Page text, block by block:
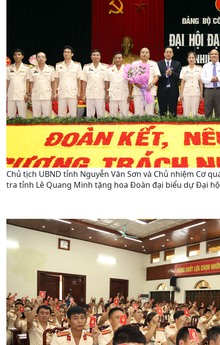
Chủ tịch UBND tỉnh Nguyễn Văn Sơn và Chủ nhiệm Cơ
tra tỉnh Lê Quang Minh tặng hoa Đoàn đại biểu dự Đại